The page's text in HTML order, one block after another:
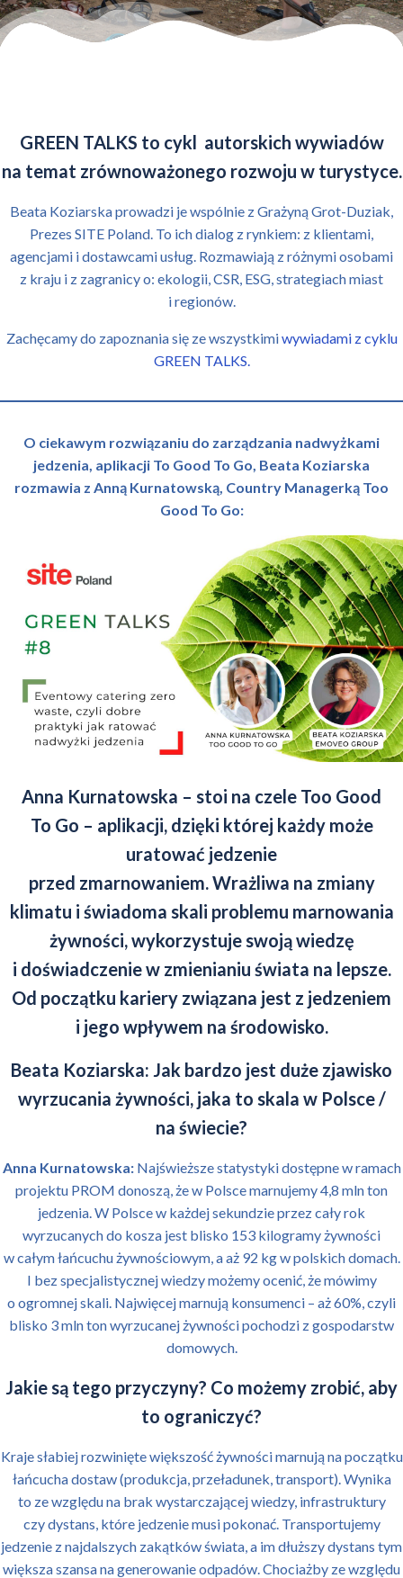
GREEN TALKS to cykl autorskich wywiadów
na temat zrównoważonego rozwoju w turystyce.
Beata Koziarska prowadzi je wspólnie z Grażyną Grot-Duziak,
Prezes SITE Poland. To ich dialog z rynkiem: z klientami,
agencjami i dostawcami usług. Rozmawiają z różnymi osobami
z kraju i z zagranicy o: ekologii, CSR, ESG, strategiach miast
i regionów.
Zachęcamy do zapoznania się ze wszystkimiwywiadami z cyklu
GREEN TALKS.
O ciekawym rozwiązaniu do zarządzania nadwyżkami
jedzenia, aplikacji To Good To Go, Beata Koziarska
rozmawia z Anną Kurnatowską, Country Managerką Too
Good To Go:
Anna Kurnatowska – stoi na czele Too Good
To Go – aplikacji, dzięki której każdy może
uratować jedzenie
przed zmarnowaniem. Wrażliwa na zmiany
klimatu i świadoma skali problemu marnowania
żywności, wykorzystuje swoją wiedzę
i doświadczenie w zmienianiu świata na lepsze.
Od początku kariery związana jest z jedzeniem
i jego wpływem na środowisko.
Beata Koziarska: Jak bardzo jest duże zjawisko
wyrzucania żywności, jaka to skala w Polsce /
na świecie?
Anna Kurnatowska:Najświeższe statystyki dostępne w ramach
projektu PROM donoszą, że w Polsce marnujemy 4,8 mln ton
jedzenia. W Polsce w każdej sekundzie przez cały rok
wyrzucanych do kosza jest blisko 153 kilogramy żywności
w całym łańcuchu żywnościowym, a aż 92 kg w polskich domach.
I bez specjalistycznej wiedzy możemy ocenić, że mówimy
o ogromnej skali. Najwięcej marnują konsumenci – aż 60%, czyli
blisko 3 mln ton wyrzucanej żywności pochodzi z gospodarstw
domowych.
Jakie są tego przyczyny? Co możemy zrobić, aby
to ograniczyć?
Kraje słabiej rozwinięte większość żywności marnują na początku
łańcucha dostaw (produkcja, przeładunek, transport). Wynika
to ze względu na brak wystarczającej wiedzy, infrastruktury
czy dystans, które jedzenie musi pokonać. Transportujemy
jedzenie z najdalszych zakątków świata, a im dłuższy dystans tym
większa szansa na generowanie odpadów. Chociażby ze względu